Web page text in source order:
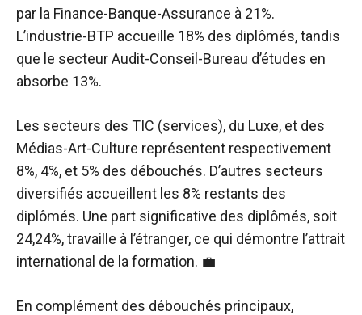
par la Finance-Banque-Assurance à 21%.
L’industrie-BTP accueille 18% des diplômés, tandis
que le secteur Audit-Conseil-Bureau d’études en
absorbe 13%.
Les secteurs des TIC (services), du Luxe, et des
Médias-Art-Culture représentent respectivement
8%, 4%, et 5% des débouchés. D’autres secteurs
diversifiés accueillent les 8% restants des
diplômés. Une part significative des diplômés, soit
24,24%, travaille à l’étranger, ce qui démontre l’attrait
international de la formation. 💼
En complément des débouchés principaux,